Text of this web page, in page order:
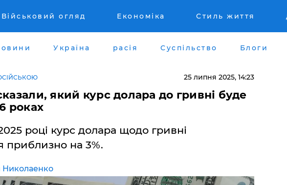
Військовий огляд Економіка Стиль життя
Україна расія Суспільство Блоги
25 липня 2025, 14:23
який курс долара до гривні буде
роках
році курс долара щодо гривні
приблизно на 3%.
Николаенко